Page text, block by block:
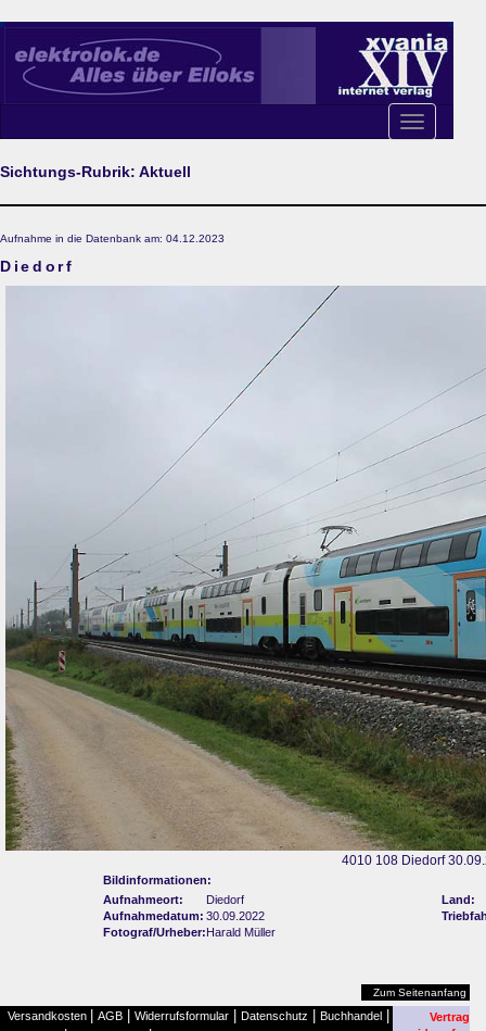
Toggle
navigation
Sichtungs-Rubrik: Aktuell
Aufnahme in die Datenbank am: 04.12.2023
Diedorf
4010 108 Diedorf
Bildinformationen:
Aufnahmeort:
Diedorf
Land:
Aufnahmedatum: 30.09.2022
Fotograf/Urheber:Harald Müller
Zum Seitenanfang
Versandkosten AGB Widerrufsformular Datenschutz Buchhandel
Vertrag